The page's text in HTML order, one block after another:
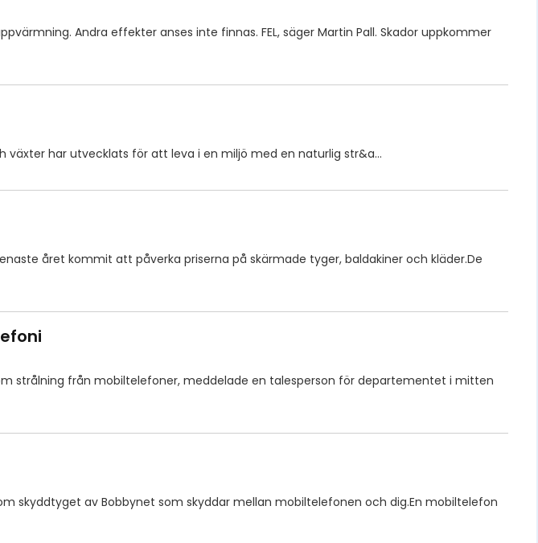
Andra effekter anses inte finnas. FEL, säger Martin Pall. Skador uppkommer
växter har utvecklats för att leva i en miljö med en naturlig str&a…
året kommit att påverka priserna på skärmade tyger, baldakiner och kläder.De
strålning från mobiltelefoner, meddelade en talesperson för departementet i mitten
skyddtyget av Bobbynet som skyddar mellan mobiltelefonen och dig.En mobiltelefon